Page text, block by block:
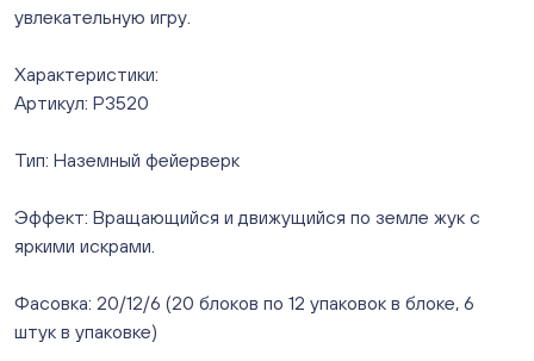
Черкасская, д.17/1, за ТК "Невский")
ежедневно с 10:00 до 20:00
Овчинникова, д 12 (Челябинск, улица Овчинникова,
ежедневно с 10:00 до 20:00
Нет в наличии
8/1, ТЦ "Слава")
ежедневно с 10:00 до 20:00
Мало
увлекательную игру.
Характеристики:
Артикул: Р3520
Тип: Наземный фейерверк
Эффект: Вращающийся и движущийся по земле жук с
яркими искрами.
Фасовка: 20/12/6 (20 блоков по 12 упаковок в блоке, 6
штук в упаковке)